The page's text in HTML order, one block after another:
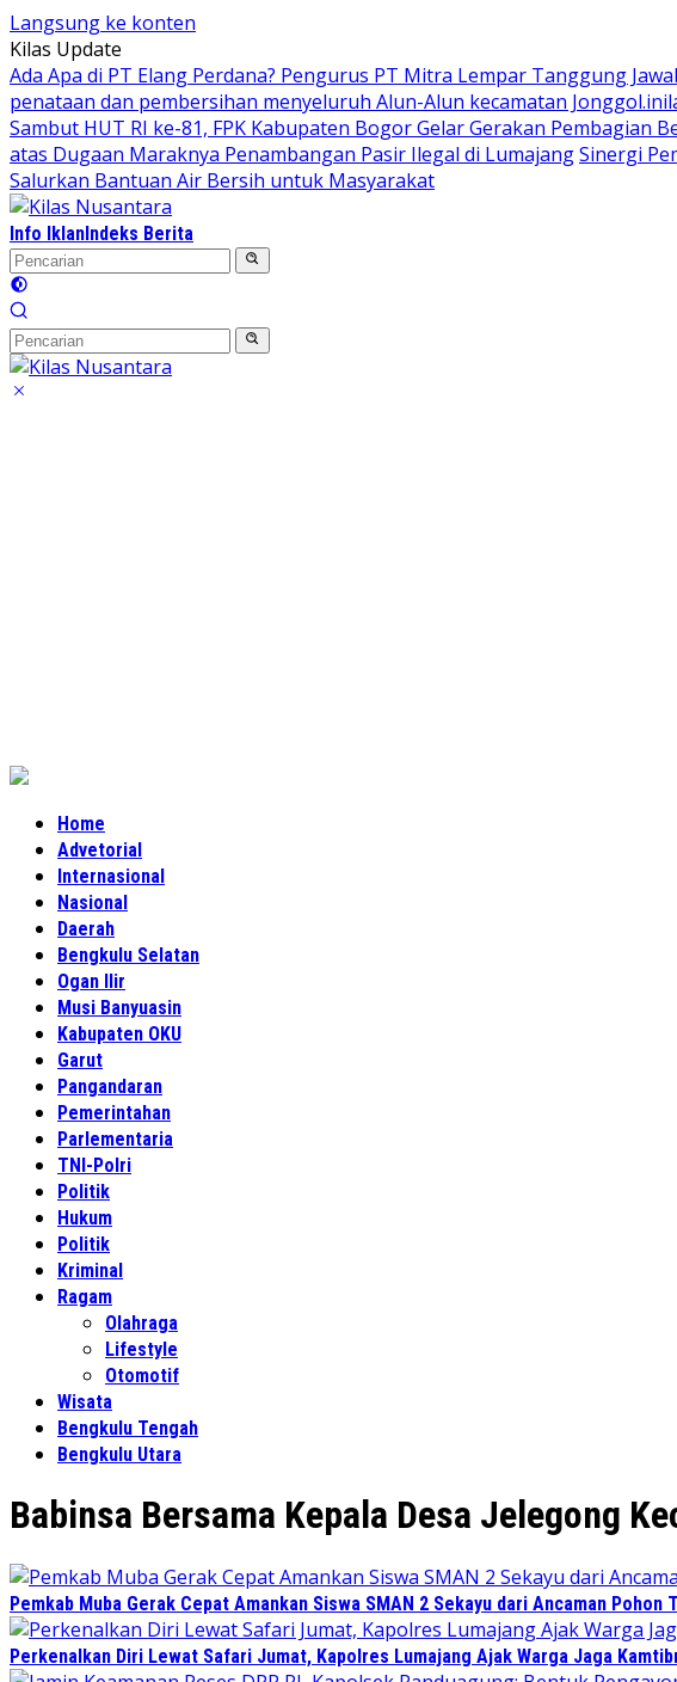
Langsung ke konten
Kilas Update
Ada Apa di PT Elang Perdana? Pengurus PT Mitra Lempar Tanggung
penataan dan pembersihan menyeluruh Alun-Alun kecamatan
Sambut HUT RI ke-81, FPK Kabupaten Bogor Gelar Gerakan Pembagian
atas Dugaan Maraknya Penambangan Pasir Ilegal di LumajangSinergi
Salurkan Bantuan Air Bersih untuk Masyarakat
Info IklanIndeks Berita
Home
Advetorial
Internasional
Nasional
Daerah
Bengkulu Selatan
Ogan Ilir
Musi Banyuasin
Kabupaten OKU
Garut
Pangandaran
Pemerintahan
Parlementaria
TNI-Polri
Politik
Hukum
Politik
Kriminal
Ragam
Olahraga
Lifestyle
Otomotif
Wisata
Bengkulu Tengah
Bengkulu Utara
Babinsa Bersama Kepala Desa Jelegong
Pemkab Muba Gerak Cepat Amankan Siswa SMAN 2 Sekayu dari Ancaman Pohon
Perkenalkan Diri Lewat Safari Jumat, Kapolres Lumajang Ajak Warga Jaga